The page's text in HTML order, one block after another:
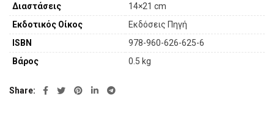
Διαστάσεις
14×21 cm
Εκδοτικός Οίκος
Εκδόσεις Πηγή
ISBN
978-960-626-625-6
Βάρος
0.5 kg
Share